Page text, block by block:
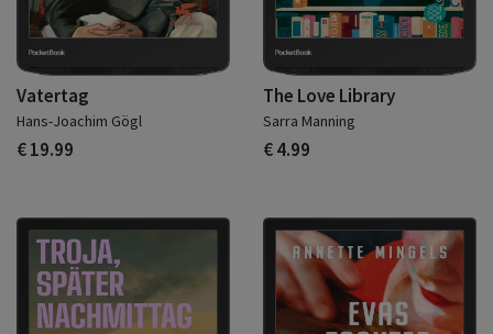
Vatertag
Hans-Joachim Gögl
€ 19.99
The Love Library
Sarra Manning
€ 4.99